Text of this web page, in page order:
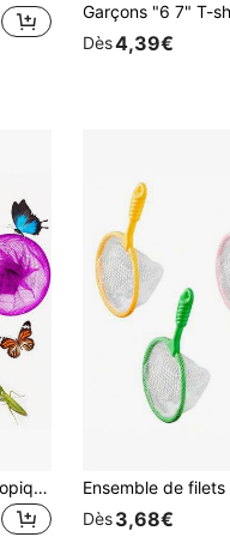
Dès4,39€
Épuisette de pêche télescopique en acier inoxydable, épuisette de nettoyage, épuisette anti-insectes, sac épuisette pour libellules et papillons, convient pour la pêche et l'utilisation en extérieur
Dès3,68€